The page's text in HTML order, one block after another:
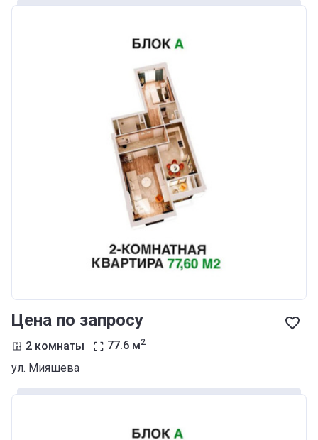
Цена по запросу
2 комнаты 77.6 м2
ул. Мияшева